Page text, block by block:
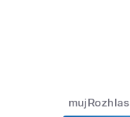
mujRozhlas